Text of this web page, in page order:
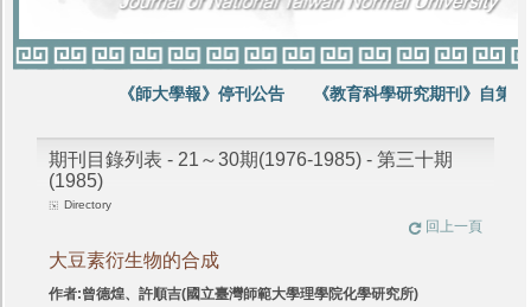
《師大學報》停刊公告 《教育科學研究期刊》自第
期刊目錄列表 - 21～30期(1976-1985) - 第三十期
(1985)
Directory
回上一頁
大豆素衍生物的合成
作者:曾德煌、許順吉(國立臺灣師範大學理學院化學研究所)